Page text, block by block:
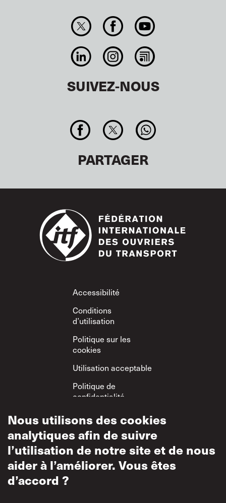
SUIVEZ-NOUS
PARTAGER
Footer
Accessibilité
Conditions
d’utilisation
Politique sur les
cookies
Utilisation acceptable
Politique de
confidentialité
Politique sur le
respect mutuel
Nous utilisons des cookies
analytiques afin de suivre
l’utilisation de notre site et de nous
aider à l’améliorer. Vous êtes
d’accord ?